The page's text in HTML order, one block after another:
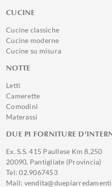
CUCINE
Cucine classiche
Cucine moderne
Cucine su misura
NOTTE
Letti
Camerette
Comodini
Materassi
DUE PI FORNITURE
Ex. S.S. 415 Paullese Km 8,250
20090, Pantigliate (Provincia)
Tel: 02.9067453
Mail: